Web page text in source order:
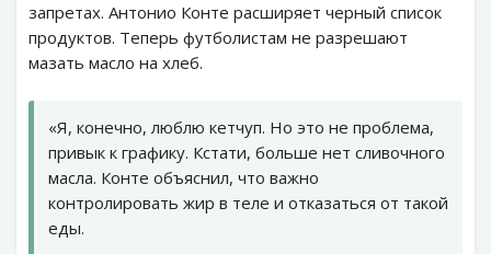
запретах. Антонио Конте расширяет черный список
продуктов. Теперь футболистам не разрешают
мазать масло на хлеб.
«Я, конечно, люблю кетчуп. Но это не проблема,
привык к графику. Кстати, больше нет сливочного
масла. Конте объяснил, что важно
контролировать жир в теле и отказаться от такой
еды.